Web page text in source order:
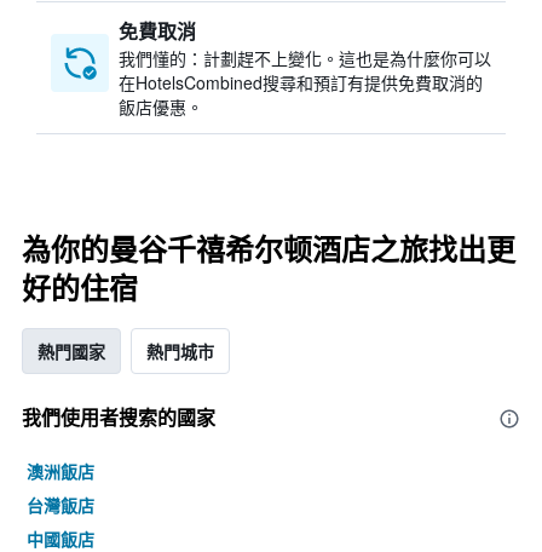
免費取消
我們懂的：計劃趕不上變化。這也是為什麼你可以
在HotelsCombined搜尋和預訂有提供免費取消的
飯店優惠。
為你的曼谷千禧希尔顿酒店之旅找出更
好的住宿
熱門國家 熱門城市
我們使用者搜索的國家
澳洲飯店
台灣飯店
中國飯店